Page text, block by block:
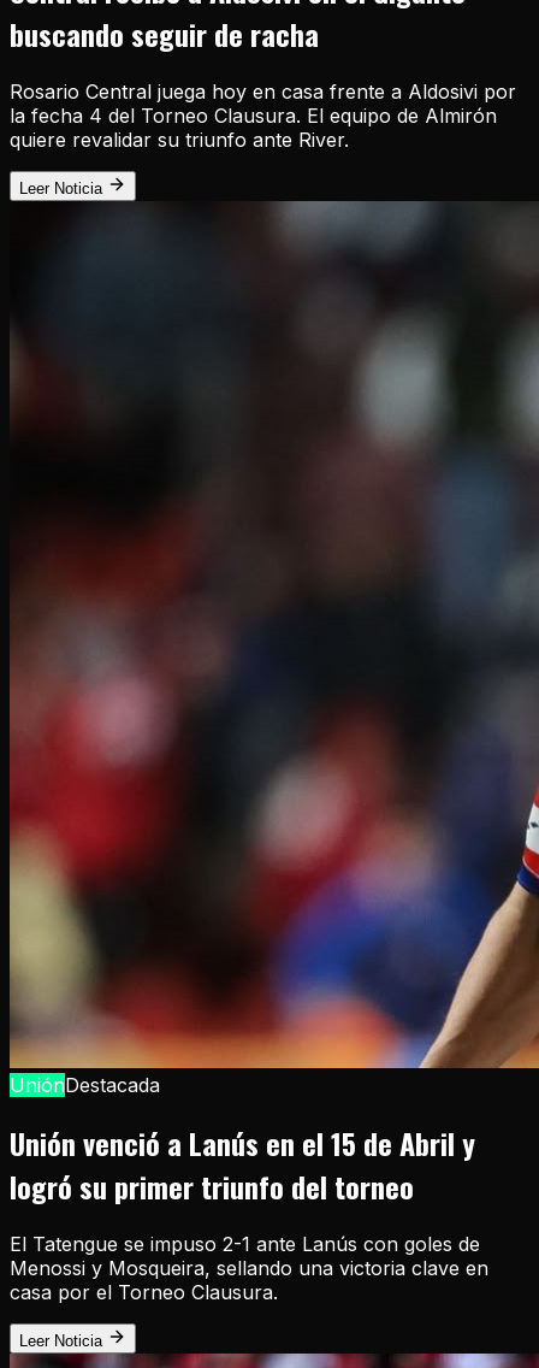
buscando seguir de racha
Rosario Central juega hoy en casa frente a Aldosivi por
la fecha 4 del Torneo Clausura. El equipo de Almirón
quiere revalidar su triunfo ante River.
Leer Noticia
UniónDestacada
Unión venció a Lanús en el 15 de Abril y
logró su primer triunfo del torneo
El Tatengue se impuso 2-1 ante Lanús con goles de
Menossi y Mosqueira, sellando una victoria clave en
casa por el Torneo Clausura.
Leer Noticia